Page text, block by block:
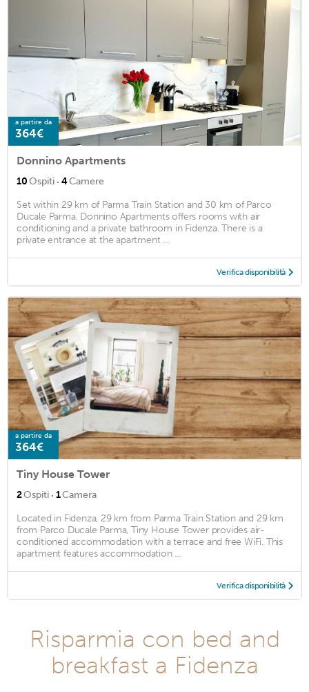
a partire da
364€
Donnino Apartments
10Ospiti · 4Camere
Set within 29 km of Parma Train Station and 30 km of Parco
Ducale Parma, Donnino Apartments offers rooms with air
conditioning and a private bathroom in Fidenza. There is a
private entrance at the apartment ...
Verifica disponibilità
a partire da
364€
Tiny House Tower
2Ospiti · 1Camera
Located in Fidenza, 29 km from Parma Train Station and 29 km
from Parco Ducale Parma, Tiny House Tower provides air-
conditioned accommodation with a terrace and free WiFi. This
apartment features accommodation ...
Verifica disponibilità
Risparmia con bed and
breakfast a Fidenza